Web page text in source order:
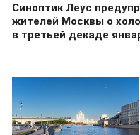
Синоптик Леус
жителей Москвы о
в третьей декаде